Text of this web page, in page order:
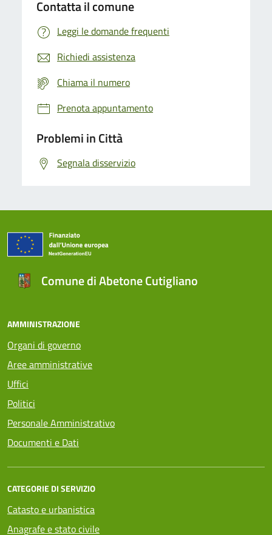
Contatta il comune
Leggi le domande frequenti
Richiedi assistenza
Chiama il numero
Prenota appuntamento
Problemi in Città
Segnala disservizio
Comune di Abetone Cutigliano
AMMINISTRAZIONE
Organi di governo
Aree amministrative
Uffici
Politici
Personale Amministrativo
Documenti e Dati
CATEGORIE DI SERVIZIO
Catasto e urbanistica
Anagrafe e stato civile